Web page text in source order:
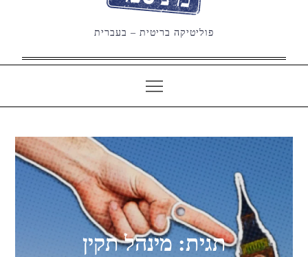
פוליטיקה בריטית – בעברית
תגית: מינהל תקין